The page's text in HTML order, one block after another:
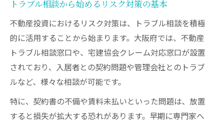
トラブル相談から始めるリスク対策の基本
不動産投資におけるリスク対策は、トラブル相談を積極
的に活用することから始まります。大阪府では、不動産
トラブル相談窓口や、宅建協会クレーム対応窓口が設置
されており、入居者との契約問題や管理会社とのトラブ
ルなど、様々な相談が可能です。
特に、契約書の不備や賃料未払いといった問題は、放置
すると損失が拡大する恐れがあります。早期に専門家へ